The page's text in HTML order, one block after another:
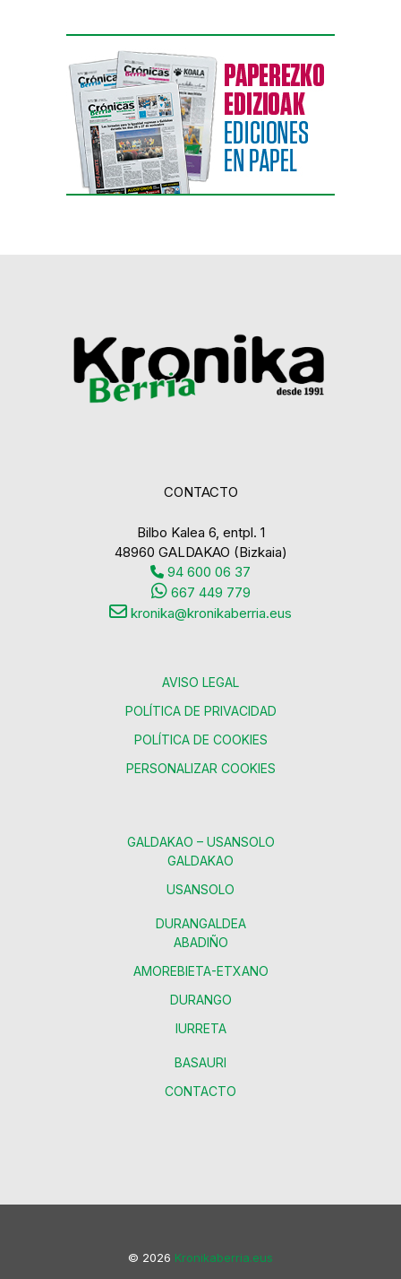
CONTACTO
Bilbo Kalea 6, entpl. 1
48960 GALDAKAO (Bizkaia)
94 600 06 37
667 449 779
kronika@kronikaberria.eus
AVISO LEGAL
POLÍTICA DE PRIVACIDAD
POLÍTICA DE COOKIES
PERSONALIZAR COOKIES
GALDAKAO – USANSOLO
GALDAKAO
USANSOLO
DURANGALDEA
ABADIÑO
AMOREBIETA-ETXANO
DURANGO
IURRETA
BASAURI
CONTACTO
© 2026 Kronikaberria.eus